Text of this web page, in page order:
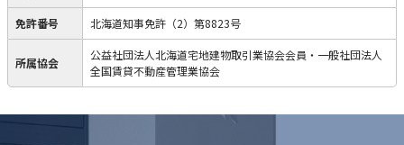
免許番号 北海道知事免許（2）第8823号
所属協会
公益社団法人北海道宅地建物取引業協会会員・一般社団法人
全国賃貸不動産管理業協会